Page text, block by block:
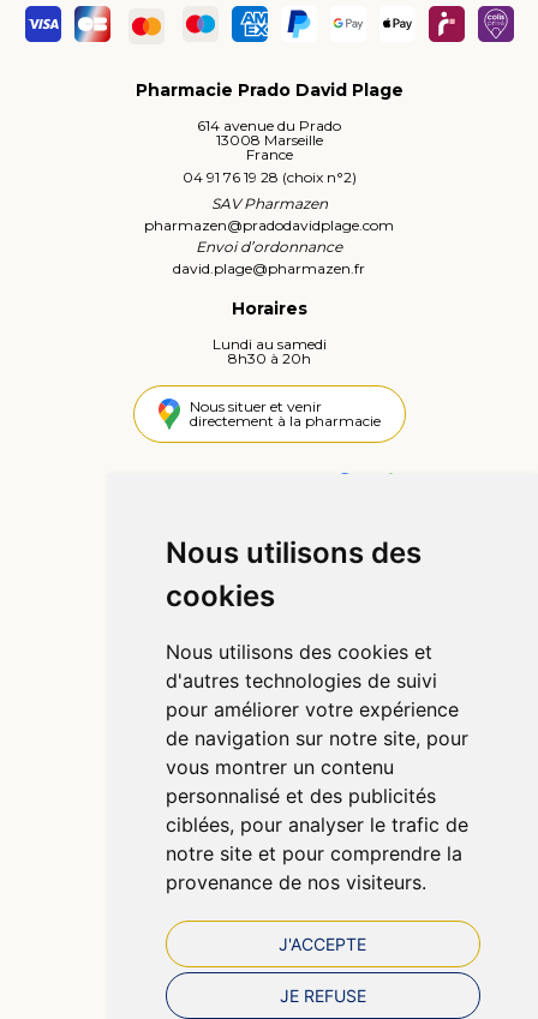
Nous utilisons des
cookies
Nous utilisons des cookies et
d'autres technologies de suivi
pour améliorer votre expérience
de navigation sur notre site, pour
vous montrer un contenu
personnalisé et des publicités
ciblées, pour analyser le trafic de
notre site et pour comprendre la
provenance de nos visiteurs.
J'ACCEPTE
JE REFUSE
Pharmacie Prado David Plage
614 avenue du Prado
13008 Marseille
France
04 91 76 19 28 (choix n°2)
SAV Pharmazen
pharmazen@pradodavidplage.com
Envoi d’ordonnance
david.plage@pharmazen.fr
Horaires
Lundi au samedi
8h30 à 20h
Nous situer et venir
directement à la pharmacie
Informations
Qui sommes-nous ?
Déclarer un effet indésirable
Mentions légales
CGV
Données personnelles
Cookies
Préférences Cookies